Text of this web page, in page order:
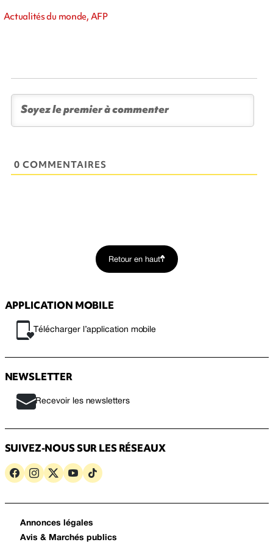
Actualités du monde, AFP
0 COMMENTAIRES
Retour en haut
APPLICATION MOBILE
Télécharger l’application mobile
NEWSLETTER
Recevoir les newsletters
SUIVEZ-NOUS SUR LES RÉSEAUX
Annonces légales
Avis & Marchés publics